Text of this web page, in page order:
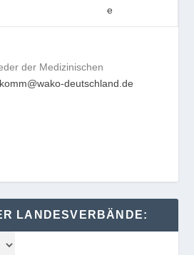
e
der Medizinischen
deutschland.de
LANDESVERBÄNDE: